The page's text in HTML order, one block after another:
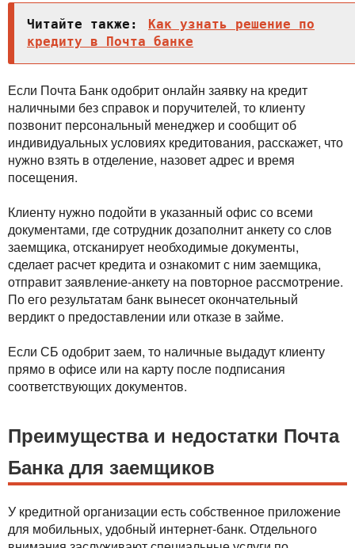
Читайте также:
Как узнать решение по
кредиту в Почта банке
Если Почта Банк одобрит онлайн заявку на кредит
наличными без справок и поручителей, то клиенту
позвонит персональный менеджер и сообщит об
индивидуальных условиях кредитования, расскажет, что
нужно взять в отделение, назовет адрес и время
посещения.
Клиенту нужно подойти в указанный офис со всеми
документами, где сотрудник дозаполнит анкету со слов
заемщика, отсканирует необходимые документы,
сделает расчет кредита и ознакомит с ним заемщика,
отправит заявление-анкету на повторное рассмотрение.
По его результатам банк вынесет окончательный
вердикт о предоставлении или отказе в займе.
Если СБ одобрит заем, то наличные выдадут клиенту
прямо в офисе или на карту после подписания
соответствующих документов.
Преимущества и недостатки Почта
Банка для заемщиков
У кредитной организации есть собственное приложение
для мобильных, удобный интернет-банк. Отдельного